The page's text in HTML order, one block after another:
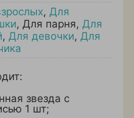
, Для
, Для парня, Для
, Для девочки, Для
звезда с
1 шт;